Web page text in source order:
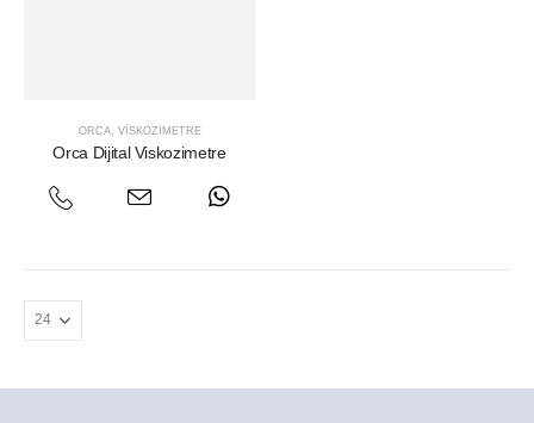
ORCA, VISKOZIMETRE
Orca Dijital Viskozimetre